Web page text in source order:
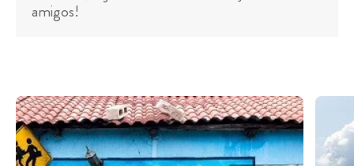
amigos!